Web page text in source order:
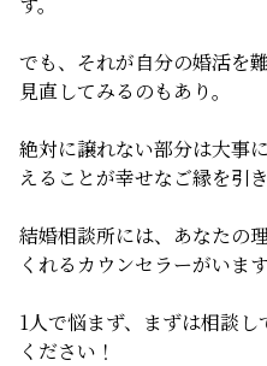
でも、それが自分の婚活を
見直してみるのもあり。
絶対に譲れない部分は大事
えることが幸せなご縁を引
結婚相談所には、あなたの
くれるカウンセラーがいます
1人で悩まず、まずは相談
ください！